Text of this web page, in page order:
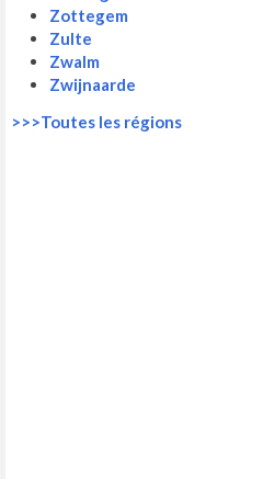
Zottegem
Zulte
Zwalm
Zwijnaarde
>>>Toutes les régions